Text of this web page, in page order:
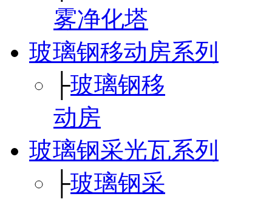
雾净化塔
玻璃钢移动房系列
├玻璃钢移
动房
玻璃钢采光瓦系列
├玻璃钢采